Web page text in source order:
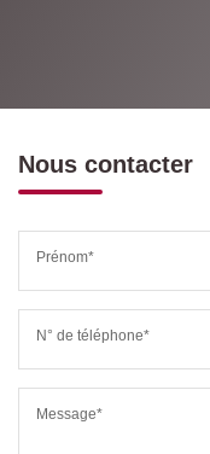
Nous contacter
Prénom*
N° de téléphone*
Message*